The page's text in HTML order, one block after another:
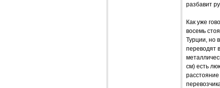
разбавит
Как уже
восемь
Турции, но
переводят
см) есть